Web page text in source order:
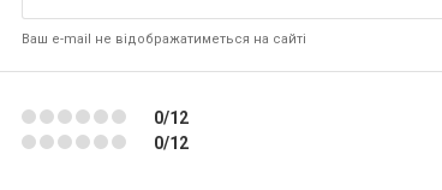
Ваш e-mail не відображатиметься на сайті
0/12
0/12